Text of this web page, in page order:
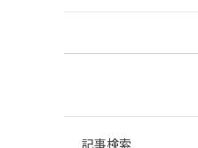
記事検索